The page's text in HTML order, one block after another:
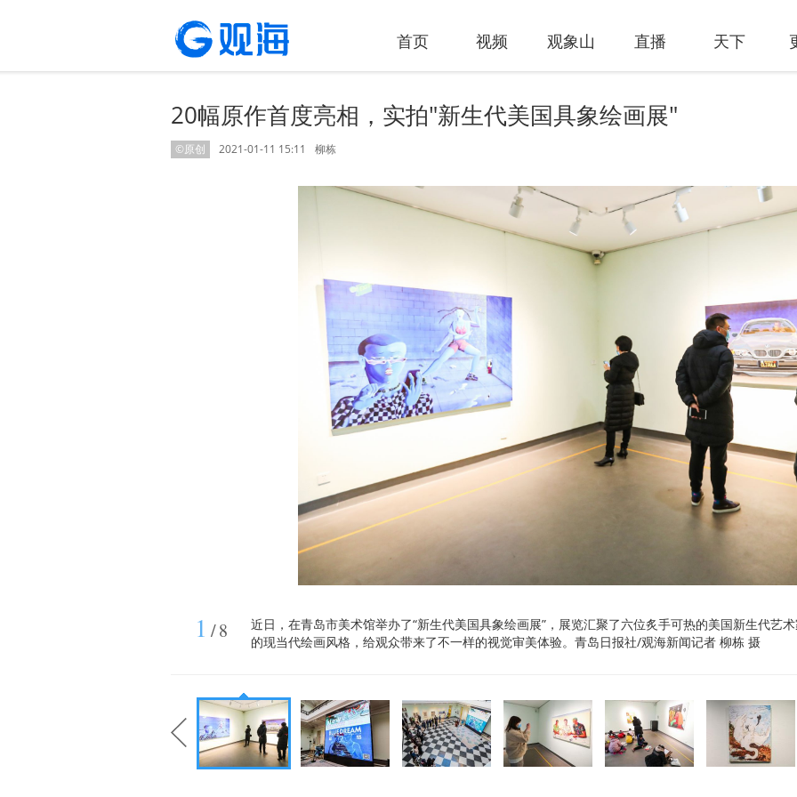
首页 视频 观象山 直播 天下
20幅原作首度亮相，实拍"新生代美国具象绘画展"
©原创 2021-01-11 15:11 柳栋
1 /8
近日，在青岛市美术馆举办了“新生代美国具象绘画展”，展览汇聚了六位炙手可热的美国新生代艺
的现当代绘画风格，给观众带来了不一样的视觉审美体验。青岛日报社/观海新闻记者 柳栋 摄